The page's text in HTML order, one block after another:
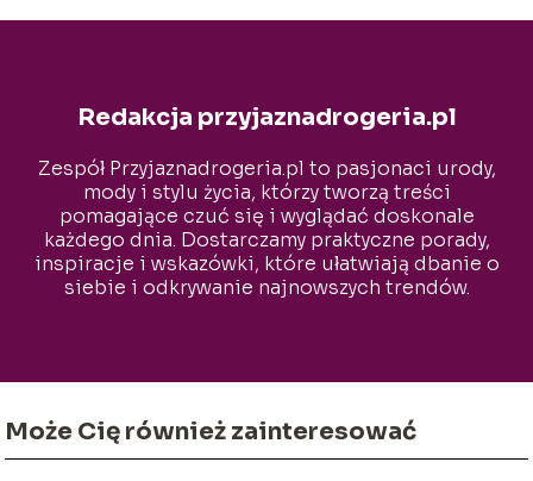
Redakcja przyjaznadrogeria.pl
Zespół Przyjaznadrogeria.pl to pasjonaci urody,
mody i stylu życia, którzy tworzą treści
pomagające czuć się i wyglądać doskonale
każdego dnia. Dostarczamy praktyczne porady,
inspiracje i wskazówki, które ułatwiają dbanie o
siebie i odkrywanie najnowszych trendów.
Może Cię również zainteresować